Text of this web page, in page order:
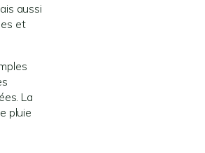
aussi
et
La
pluie